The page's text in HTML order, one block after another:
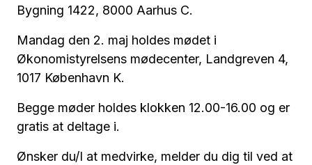
Bygning 1422, 8000 Aarhus C.
Mandag den 2. maj holdes mødet i
Økonomistyrelsens mødecenter, Landgreven 4,
1017 København K.
Begge møder holdes klokken 12.00-16.00 og er
gratis at deltage i.
Ønsker du/I at medvirke, melder du dig til ved at